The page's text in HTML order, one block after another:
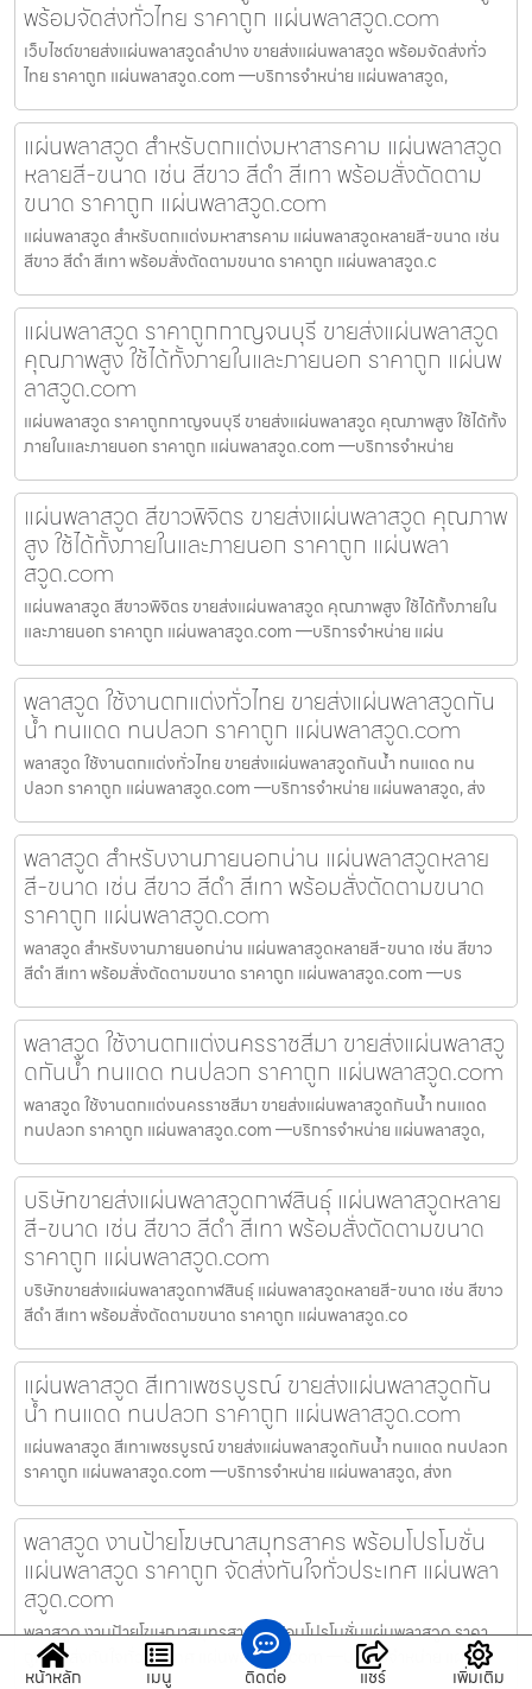
พร้อมจัดส่งทั่วไทย ราคาถูก แผ่นพลาสวูด.com
เว็บไซต์ขายส่งแผ่นพลาสวูดลำปาง ขายส่งแผ่นพลาสวูด พร้อมจัดส่งทั่ว
ไทย ราคาถูก แผ่นพลาสวูด.com —บริการจำหน่าย แผ่นพลาสวูด,
แผ่นพลาสวูด สำหรับตกแต่งมหาสารคาม แผ่นพลาสวูด
หลายสี-ขนาด เช่น สีขาว สีดำ สีเทา พร้อมสั่งตัดตาม
ขนาด ราคาถูก แผ่นพลาสวูด.com
แผ่นพลาสวูด สำหรับตกแต่งมหาสารคาม แผ่นพลาสวูดหลายสี-ขนาด เช่น
สีขาว สีดำ สีเทา พร้อมสั่งตัดตามขนาด ราคาถูก แผ่นพลาสวูด.c
แผ่นพลาสวูด ราคาถูกกาญจนบุรี ขายส่งแผ่นพลาสวูด
คุณภาพสูง ใช้ได้ทั้งภายในและภายนอก ราคาถูก แผ่นพ
ลาสวูด.com
แผ่นพลาสวูด ราคาถูกกาญจนบุรี ขายส่งแผ่นพลาสวูด คุณภาพสูง ใช้ได้ทั้ง
ภายในและภายนอก ราคาถูก แผ่นพลาสวูด.com —บริการจำหน่าย
แผ่นพลาสวูด สีขาวพิจิตร ขายส่งแผ่นพลาสวูด คุณภาพ
สูง ใช้ได้ทั้งภายในและภายนอก ราคาถูก แผ่นพลา
สวูด.com
แผ่นพลาสวูด สีขาวพิจิตร ขายส่งแผ่นพลาสวูด คุณภาพสูง ใช้ได้ทั้งภายใน
และภายนอก ราคาถูก แผ่นพลาสวูด.com —บริการจำหน่าย แผ่น
พลาสวูด ใช้งานตกแต่งทั่วไทย ขายส่งแผ่นพลาสวูดกัน
น้ำ ทนแดด ทนปลวก ราคาถูก แผ่นพลาสวูด.com
พลาสวูด ใช้งานตกแต่งทั่วไทย ขายส่งแผ่นพลาสวูดกันน้ำ ทนแดด ทน
ปลวก ราคาถูก แผ่นพลาสวูด.com —บริการจำหน่าย แผ่นพลาสวูด, ส่ง
พลาสวูด สำหรับงานภายนอกน่าน แผ่นพลาสวูดหลาย
สี-ขนาด เช่น สีขาว สีดำ สีเทา พร้อมสั่งตัดตามขนาด
ราคาถูก แผ่นพลาสวูด.com
พลาสวูด สำหรับงานภายนอกน่าน แผ่นพลาสวูดหลายสี-ขนาด เช่น สีขาว
สีดำ สีเทา พร้อมสั่งตัดตามขนาด ราคาถูก แผ่นพลาสวูด.com —บร
พลาสวูด ใช้งานตกแต่งนครราชสีมา ขายส่งแผ่นพลาสวู
ดกันน้ำ ทนแดด ทนปลวก ราคาถูก แผ่นพลาสวูด.com
พลาสวูด ใช้งานตกแต่งนครราชสีมา ขายส่งแผ่นพลาสวูดกันน้ำ ทนแดด
ทนปลวก ราคาถูก แผ่นพลาสวูด.com —บริการจำหน่าย แผ่นพลาสวูด,
บริษัทขายส่งแผ่นพลาสวูดกาฬสินธุ์ แผ่นพลาสวูดหลาย
สี-ขนาด เช่น สีขาว สีดำ สีเทา พร้อมสั่งตัดตามขนาด
ราคาถูก แผ่นพลาสวูด.com
บริษัทขายส่งแผ่นพลาสวูดกาฬสินธุ์ แผ่นพลาสวูดหลายสี-ขนาด เช่น สีขาว
สีดำ สีเทา พร้อมสั่งตัดตามขนาด ราคาถูก แผ่นพลาสวูด.co
แผ่นพลาสวูด สีเทาเพชรบูรณ์ ขายส่งแผ่นพลาสวูดกัน
น้ำ ทนแดด ทนปลวก ราคาถูก แผ่นพลาสวูด.com
แผ่นพลาสวูด สีเทาเพชรบูรณ์ ขายส่งแผ่นพลาสวูดกันน้ำ ทนแดด ทนปลวก
ราคาถูก แผ่นพลาสวูด.com —บริการจำหน่าย แผ่นพลาสวูด, ส่งท
พลาสวูด งานป้ายโฆษณาสมุทรสาคร พร้อมโปรโมชั่น
แผ่นพลาสวูด ราคาถูก จัดส่งทันใจทั่วประเทศ แผ่นพลา
สวูด.com
พลาสวูด งานป้ายโฆษณาสมุทรสาคร พร้อมโปรโมชั่นแผ่นพลาสวูด ราคา
ถูก จัดส่งทันใจทั่วประเทศ แผ่นพลาสวูด.com —บริการจำหน่าย แผ่
หน้าหลัก เมนู ติดต่อ แชร์ เพิ่มเติม